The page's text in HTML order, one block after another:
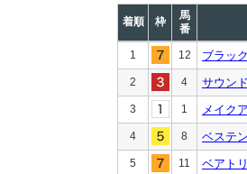
着順 枠
馬
番
1 12 ブラッ
2 4 サウン
3 1 メイク
4 8 ベステ
5 11 ベアト